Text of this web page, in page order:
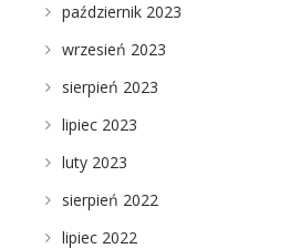
październik 2023
wrzesień 2023
sierpień 2023
lipiec 2023
luty 2023
sierpień 2022
lipiec 2022